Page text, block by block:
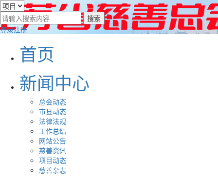
登录注册
首页
新闻中心
总会动态
市县动态
法律法规
工作总结
网站公告
慈善资讯
项目动态
慈善杂志